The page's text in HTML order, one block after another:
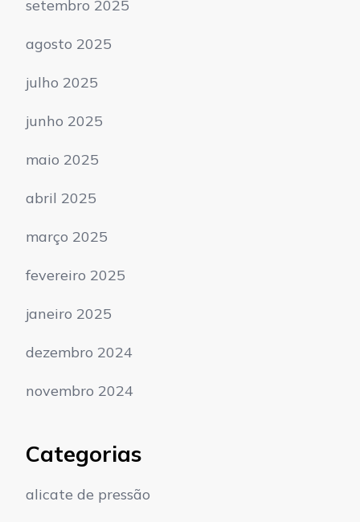
setembro 2025
agosto 2025
julho 2025
junho 2025
maio 2025
abril 2025
março 2025
fevereiro 2025
janeiro 2025
dezembro 2024
novembro 2024
Categorias
alicate de pressão